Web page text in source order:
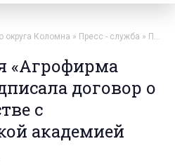
округа Коломна » Пресс - служба » Пресс-служба | Новости
«Агрофирма
договор о
с
академией